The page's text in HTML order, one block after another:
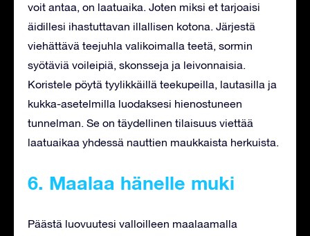
voit antaa, on laatuaika. Joten miksi et tarjoaisi
äidillesi ihastuttavan illallisen kotona. Järjestä
viehättävä teejuhla valikoimalla teetä, sormin
syötäviä voileipiä, skonsseja ja leivonnaisia.
Koristele pöytä tyylikkäillä teekupeilla, lautasilla ja
kukka-asetelmilla luodaksesi hienostuneen
tunnelman. Se on täydellinen tilaisuus viettää
laatuaikaa yhdessä nauttien maukkaista herkuista.
6. Maalaa hänelle muki
Päästä luovuutesi valloilleen maalaamalla